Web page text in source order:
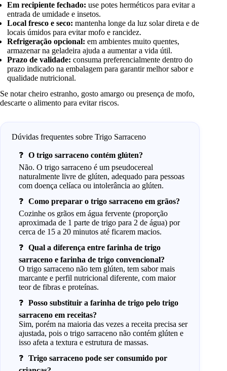
Em recipiente fechado: use potes herméticos para evitar a
entrada de umidade e insetos.
Local fresco e seco: mantenha longe da luz solar direta e de
locais úmidos para evitar mofo e rancidez.
Refrigeração opcional: em ambientes muito quentes,
armazenar na geladeira ajuda a aumentar a vida útil.
Prazo de validade: consuma preferencialmente dentro do
prazo indicado na embalagem para garantir melhor sabor e
qualidade nutricional.
Se notar cheiro estranho, gosto amargo ou presença de mofo,
descarte o alimento para evitar riscos.
Dúvidas frequentes sobre Trigo Sarraceno
O trigo sarraceno contém glúten?
Não. O trigo sarraceno é um pseudocereal
naturalmente livre de glúten, adequado para pessoas
com doença celíaca ou intolerância ao glúten.
Como preparar o trigo sarraceno em grãos?
Cozinhe os grãos em água fervente (proporção
aproximada de 1 parte de trigo para 2 de água) por
cerca de 15 a 20 minutos até ficarem macios.
Qual a diferença entre farinha de trigo
sarraceno e farinha de trigo convencional?
O trigo sarraceno não tem glúten, tem sabor mais
marcante e perfil nutricional diferente, com maior
teor de fibras e proteínas.
Posso substituir a farinha de trigo pelo trigo
sarraceno em receitas?
Sim, porém na maioria das vezes a receita precisa ser
ajustada, pois o trigo sarraceno não contém glúten e
isso afeta a textura e estrutura de massas.
Trigo sarraceno pode ser consumido por